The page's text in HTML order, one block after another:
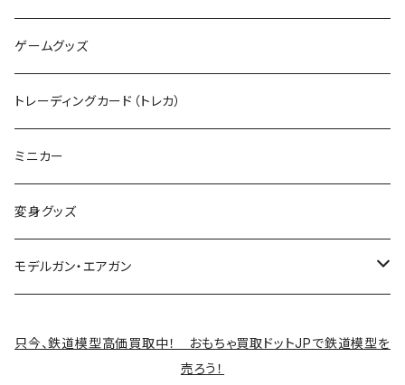
カタログ
TOMIX (N)
制御機器
デカール
その他のロボット
その他のキャラクター
RCパーツ
ゲームグッズ
トレーディングカード（トレカ）
ミニカー
変身グッズ
モデルガン・エアガン
只今、鉄道模型高価買取中！ おもちゃ買取ドットJPで鉄道模型を
売ろう！